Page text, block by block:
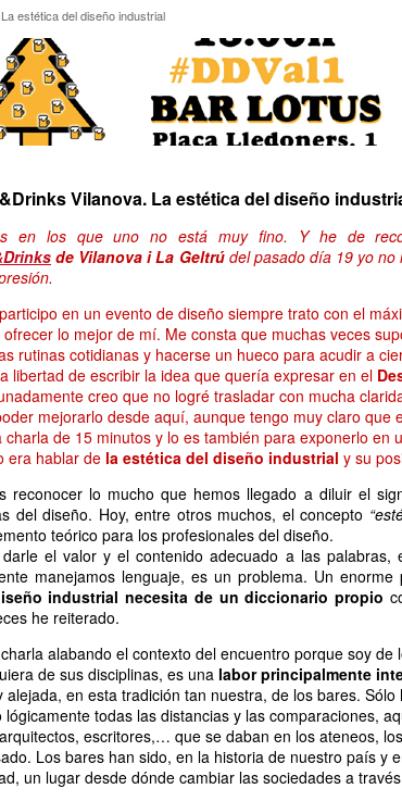
del diseño industrial
estética del diseño industrial
Vilanova. La estética del diseño
en los que uno no está muy fino. Y he de
de Vilanova i La Geltrúdel pasado día 19 yo no
en un evento de diseño siempre trato con el
lo mejor de mí. Me consta que muchas veces
rutinas cotidianas y hacerse un hueco para acudir a
libertad de escribir la idea que quería expresar en el
creo que no logré trasladar con mucha
mejorarlo desde aquí, aunque tengo muy claro que
charla de 15 minutos y lo es también para exponerlo en
era hablar de la estética del diseño industrial y su
reconocer lo mucho que hemos llegado a diluir el
del diseño. Hoy, entre otros muchos, el concepto
teórico para los profesionales del diseño.
el valor y el contenido adecuado a las palabras,
manejamos lenguaje, es un problema. Un
industrial necesita de un diccionario propio
he reiterado.
alabando el contexto del encuentro porque soy de
de sus disciplinas, es una labor principalmente
alejada, en esta tradición tan nuestra, de los bares. Sólo
lógicamente todas las distancias y las comparaciones,
escritores,… que se daban en los ateneos,
Los bares han sido, en la historia de nuestro país y
un lugar desde dónde cambiar las sociedades a